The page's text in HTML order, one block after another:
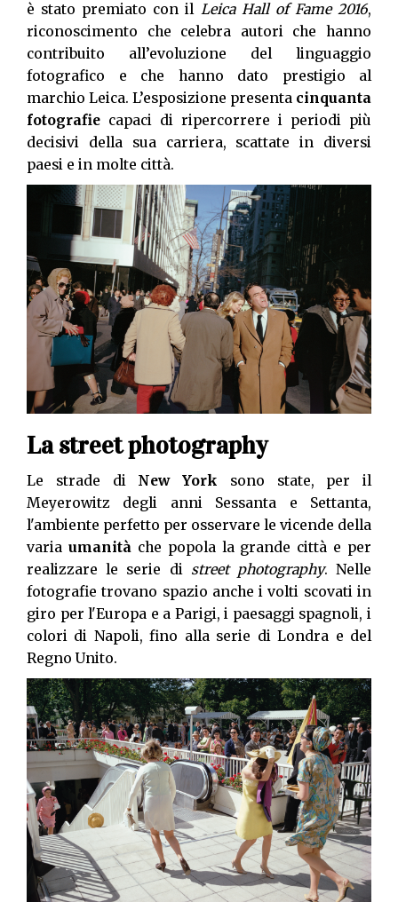
è stato premiato con il Leica Hall of Fame 2016,
riconoscimento che celebra autori che hanno
contribuito all’evoluzione del linguaggio
fotografico e che hanno dato prestigio al
marchio Leica. L’esposizione presenta cinquanta
fotografie capaci di ripercorrere i periodi più
decisivi della sua carriera, scattate in diversi
paesi e in molte città.
La street photography
Le strade di New York sono state, per il
Meyerowitz degli anni Sessanta e Settanta,
l'ambiente perfetto per osservare le vicende della
varia umanitàche popola la grande città e per
realizzare le serie di street photography. Nelle
fotografie trovano spazio anche i volti scovati in
giro per l'Europa e a Parigi, i paesaggi spagnoli, i
colori di Napoli, fino alla serie di Londra e del
Regno Unito.